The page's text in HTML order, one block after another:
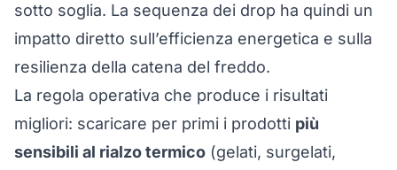
sotto soglia. La sequenza dei drop ha quindi un
impatto diretto sull’efficienza energetica e sulla
resilienza della catena del freddo.
La regola operativa che produce i risultati
migliori: scaricare per primi i prodotti più
sensibili al rialzo termico (gelati, surgelati,